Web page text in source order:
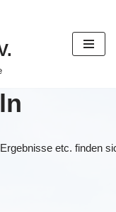
etc. finden